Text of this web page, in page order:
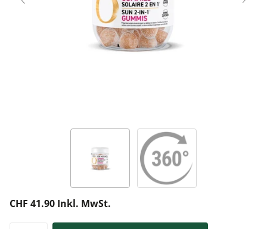
CHF 41.90 Inkl. MwSt.